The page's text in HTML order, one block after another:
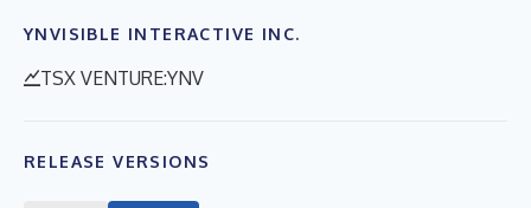
YNVISIBLE INTERACTIVE INC.
TSX VENTURE:YNV
RELEASE VERSIONS